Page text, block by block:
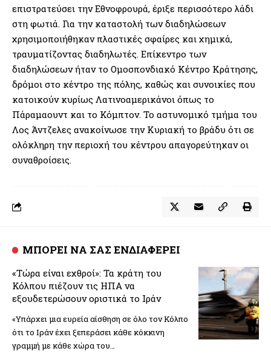
επιστρατεύσει την Εθνοφρουρά, έριξε περισσότερο λάδι
στη φωτιά. Για την καταστολή των διαδηλώσεων
χρησιμοποιήθηκαν πλαστικές σφαίρες και χημικά,
τραυματίζοντας διαδηλωτές. Επίκεντρο των
διαδηλώσεων ήταν το Ομοσπονδιακό Κέντρο Κράτησης,
δρόμοι στο κέντρο της πόλης, καθώς και συνοικίες που
κατοικούν κυρίως Λατινοαμερικάνοι όπως το
Πάραμαουντ και το Κόμπτον. Το αστυνομικό τμήμα του
Λος Άντζελες ανακοίνωσε την Κυριακή το βράδυ ότι σε
ολόκληρη την περιοχή του κέντρου απαγορεύτηκαν οι
συναθροίσεις.
ΜΠΟΡΕΙ ΝΑ ΣΑΣ ΕΝΔΙΑΦΕΡΕΙ
«Τώρα είναι εχθροί»: Τα κράτη του
Κόλπου πιέζουν τις ΗΠΑ να
εξουδετερώσουν οριστικά το Ιράν
«Υπάρχει μια ευρεία αίσθηση σε όλο τον Κόλπο
ότι το Ιράν έχει ξεπεράσει κάθε κόκκινη
γραμμή με κάθε χώρα του…